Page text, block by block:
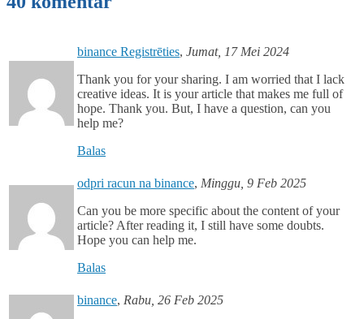
binance Registrēties, Jumat, 17 Mei 2024
Thank you for your sharing. I am worried that I lack
creative ideas. It is your article that makes me full of
hope. Thank you. But, I have a question, can you
help me?
Balas
odpri racun na binance, Minggu, 9 Feb 2025
Can you be more specific about the content of your
article? After reading it, I still have some doubts.
Hope you can help me.
Balas
binance, Rabu, 26 Feb 2025